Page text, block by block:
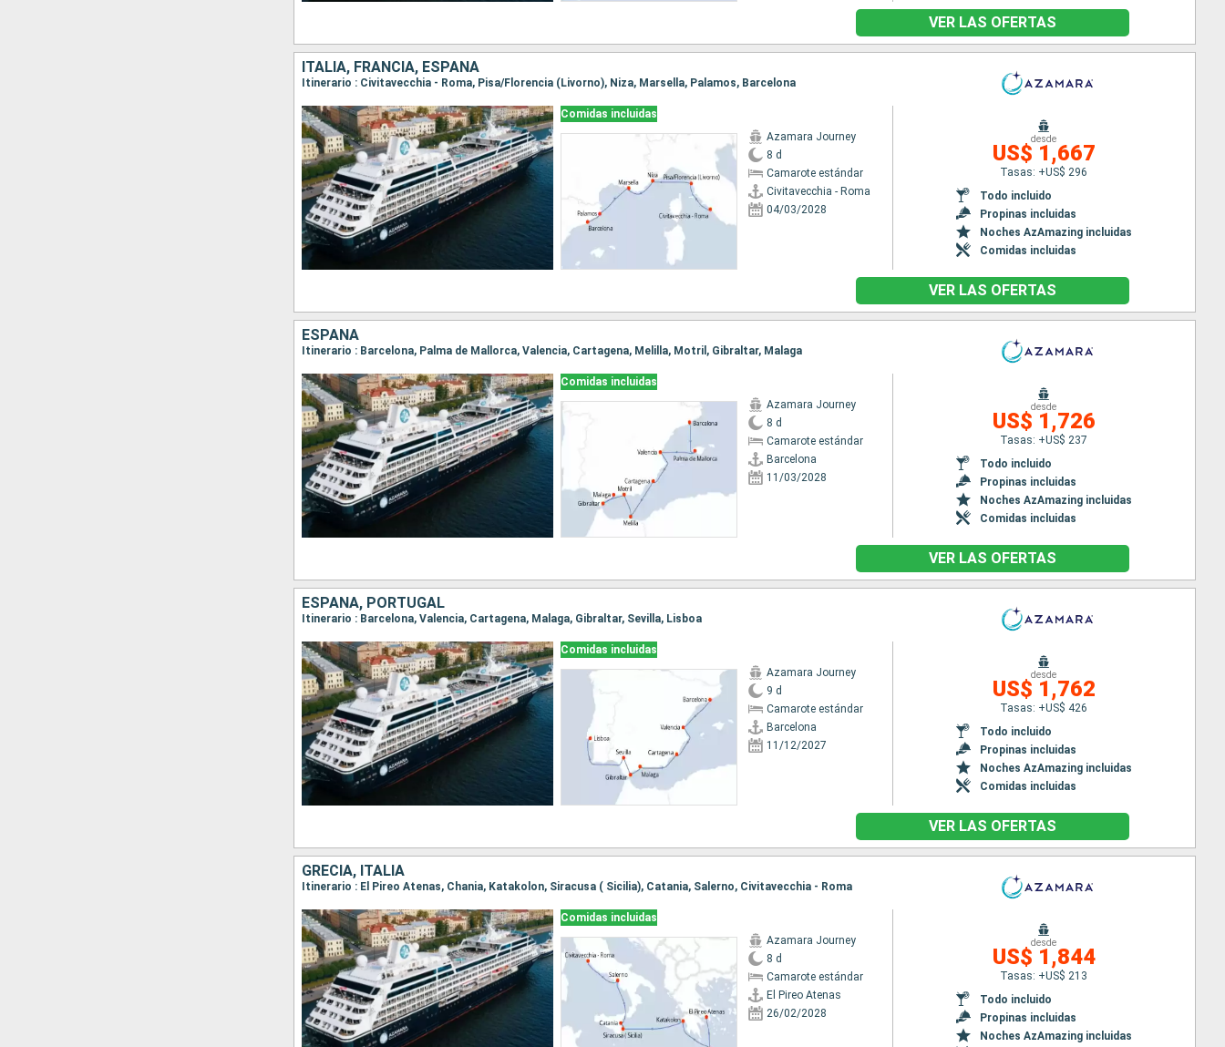
VER LAS OFERTAS
ITALIA, FRANCIA, ESPAÑA
Itinerario : Civitavecchia - Roma, Pisa/Florencia (Livorno), Niza, Marsella, Palamos, Barcelona
Comidas incluidas
Azamara Journey
8 d
Camarote estándar
Civitavecchia - Roma
04/03/2028
desde
US$ 1,667
Tasas: +US$ 296
Todo incluido
Propinas incluidas
Noches AzAmazing incluidas
Comidas incluidas
VER LAS OFERTAS
ESPAÑA
Itinerario : Barcelona, Palma de Mallorca, Valencia, Cartagena, Melilla, Motril, Gibraltar, Malaga
Comidas incluidas
Azamara Journey
8 d
Camarote estándar
Barcelona
11/03/2028
desde
US$ 1,726
Tasas: +US$ 237
Todo incluido
Propinas incluidas
Noches AzAmazing incluidas
Comidas incluidas
VER LAS OFERTAS
ESPAÑA, PORTUGAL
Itinerario : Barcelona, Valencia, Cartagena, Malaga, Gibraltar, Sevilla, Lisboa
Comidas incluidas
Azamara Journey
9 d
Camarote estándar
Barcelona
11/12/2027
desde
US$ 1,762
Tasas: +US$ 426
Todo incluido
Propinas incluidas
Noches AzAmazing incluidas
Comidas incluidas
VER LAS OFERTAS
GRECIA, ITALIA
Itinerario : El Pireo Atenas, Chania, Katakolon, Siracusa ( Sicilia), Catania, Salerno, Civitavecchia - Roma
Comidas incluidas
Azamara Journey
8 d
Camarote estándar
El Pireo Atenas
26/02/2028
desde
US$ 1,844
Tasas: +US$ 213
Todo incluido
Propinas incluidas
Noches AzAmazing incluidas